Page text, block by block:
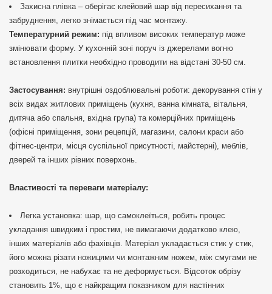
Захисна плівка – оберігає клейовий шар від пересихання та
забруднення, легко знімається під час монтажу.
Температурний режим: під впливом високих температур може
змінювати форму. У кухонній зоні поруч із джерелами вогню
встановлення плитки необхідно проводити на відстані 30-50 см.
Застосування: внутрішні оздоблювальні роботи: декорування стін у
всіх видах житлових приміщень (кухня, ванна кімната, вітальня,
дитяча або спальня, вхідна група) та комерційних приміщень
(офісні приміщення, зони рецепцій, магазини, салони краси або
фітнес-центри, місця суспільної присутності, майстерні), меблів,
дверей та інших рівних поверхонь.
Властивості та переваги матеріалу:
Легка установка: шар, що самоклеїться, робить процес
укладання швидким і простим, не вимагаючи додатково клею,
інших матеріалів або фахівців. Матеріал укладається стик у стик,
його можна різати ножицями чи монтажним ножем, між смугами не
розходиться, не набухає та не деформується. Відсоток обрізу
становить 1%, що є найкращим показником для настінних